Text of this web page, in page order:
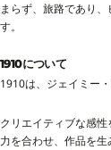
まらず、旅路であり
す。
1910について
1910は、ジェイミー
クリエイティブな感
力を合わせ、作品を